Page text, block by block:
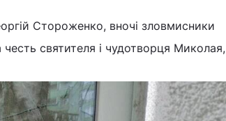
Стороженко, вночі зловмисники
святителя і чудотворця Миколая,